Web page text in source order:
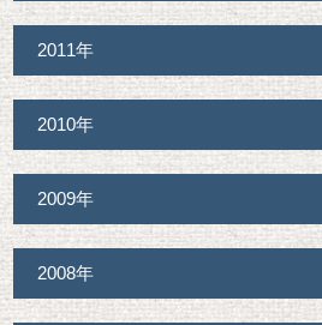
2011年
2010年
2009年
2008年